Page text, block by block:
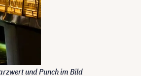
und Punch im Bild